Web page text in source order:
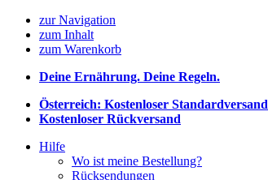
zur Navigation
zum Inhalt
zum Warenkorb
Deine Ernährung. Deine Regeln.
Österreich: Kostenloser Standardversand
Kostenloser Rückversand
Hilfe
Wo ist meine Bestellung?
Rücksendungen